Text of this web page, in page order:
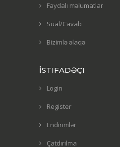
Faydalı məlumatlar
Sual/Cavab
Bizimlə əlaqə
İSTIFADƏÇI
Login
Register
Endirimlər
Çatdırılma